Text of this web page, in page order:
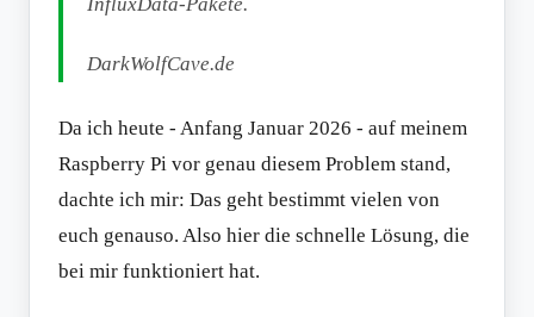
DarkWolfCave.de
Da ich heute - Anfang Januar 2026 - auf meinem
Raspberry Pi vor genau diesem Problem stand,
dachte ich mir: Das geht bestimmt vielen von
euch genauso. Also hier die schnelle Lösung, die
bei mir funktioniert hat.